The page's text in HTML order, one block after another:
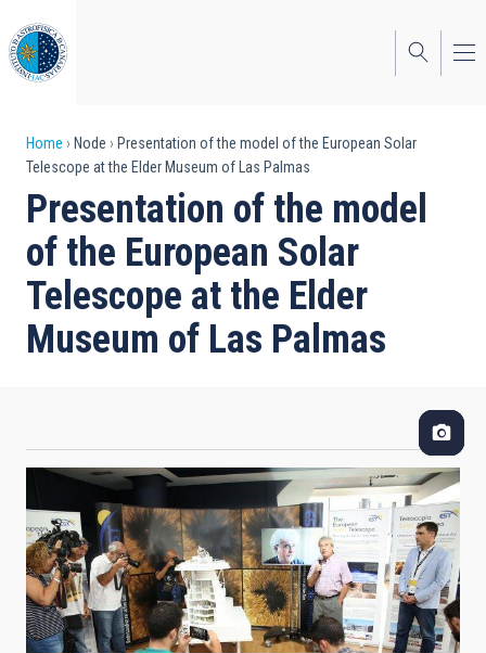
to
main
content
Breadcrumb
Home Node
Presentation of the model of the European Solar
Telescope at the Elder Museum of Las Palmas
Presentation of the model
of the European Solar
Telescope at the Elder
Museum of Las Palmas